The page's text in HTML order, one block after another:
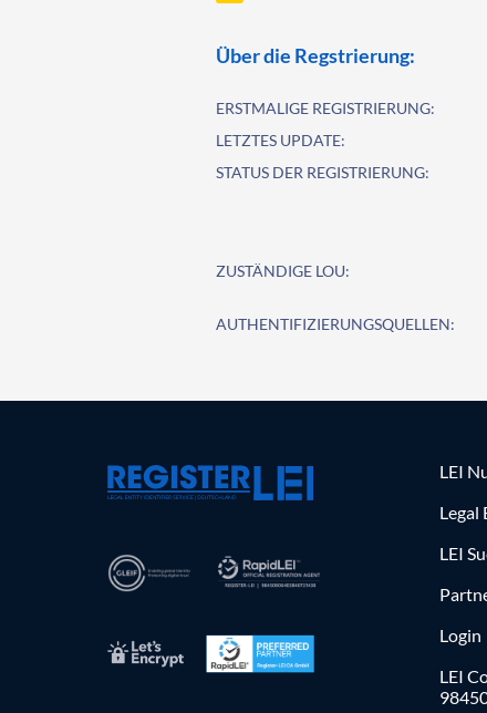
Über die Regstrierung:
ERSTMALIGE REGISTRIERUNG:
LETZTES UPDATE:
STATUS DER REGISTRIERUNG:
ZUSTÄNDIGE LOU:
AUTHENTIFIZIERUNGSQUELLEN:
LEI
Legal
LEI
Login
LEI